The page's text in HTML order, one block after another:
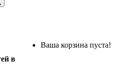
Ваша корзина пуста!
в